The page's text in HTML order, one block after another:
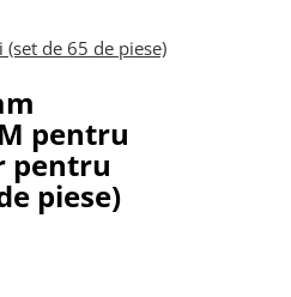
de 65 de piese)
pentru
pentru
piese)